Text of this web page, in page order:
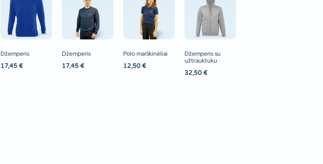
Džemperis
17,45 €
Džemperis
17,45 €
Polo marškinėliai
12,50 €
Džemperis su
užtrauktuku
32,50 €